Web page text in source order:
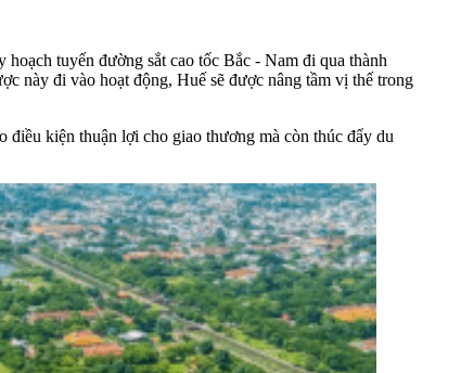
tuyến đường sắt cao tốc Bắc - Nam đi qua thành
này đi vào hoạt động, Huế sẽ được nâng tầm vị thế trong
kiện thuận lợi cho giao thương mà còn thúc đẩy du